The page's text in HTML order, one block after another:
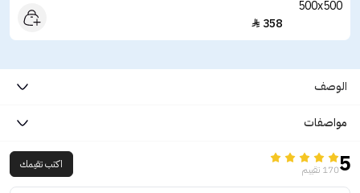
358

الوصف
مواصفات
5170 تقييم اكتب تقيمك